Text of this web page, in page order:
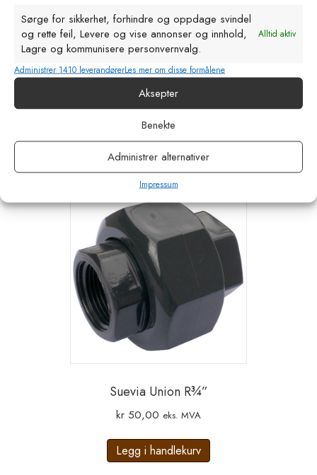
Sørge for sikkerhet, forhindre og oppdage svindel
og rette feil, Levere og vise annonser og innhold,
Lagre og kommunisere personvernvalg.
Alltid aktiv
Administrer 1410 leverandørerLes mer om disse formålene
Aksepter
Benekte
Administrer alternativer
Impressum
Suevia Muffe 1″
26,00 eks. MVA
Legg i handlekurv
Suevia Union R¾”
kr 50,00 eks. MVA
Legg i handlekurv